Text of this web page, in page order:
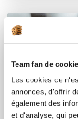
Team fan de
Les cookies ce
annonces, d'offrir
également des
et d'analyse, qui